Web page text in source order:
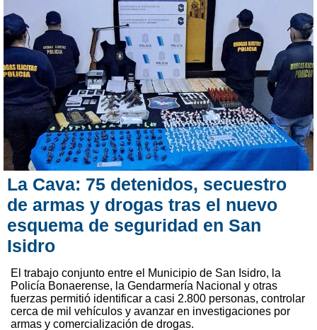
La Cava: 75 detenidos, secuestro
de armas y drogas tras el nuevo
esquema de seguridad en San
Isidro
El trabajo conjunto entre el Municipio de San Isidro, la
Policía Bonaerense, la Gendarmería Nacional y otras
fuerzas permitió identificar a casi 2.800 personas, controlar
cerca de mil vehículos y avanzar en investigaciones por
armas y comercialización de drogas.